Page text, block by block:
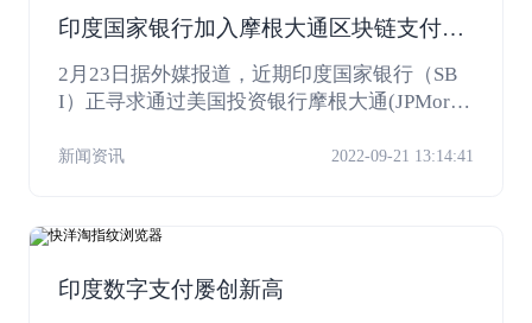
印度国家银行加入摩根大通区块链支付网
2月23日据外媒报道，近期印度国家银行（SB
I）正寻求通过美国投资银行摩根大通(JPMorga
支付。
新闻资讯 2022-09-21 13:14:41
印度数字支付屡创新高